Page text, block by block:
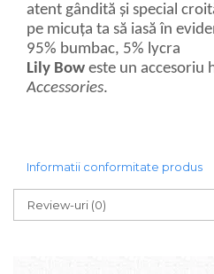
atent gândită și special
pe micuța ta să iasă în
95% bumbac, 5% lycra
Lily Bow este un accesoriu
Accessories.
Informatii conformitate produs
Review-uri (0)